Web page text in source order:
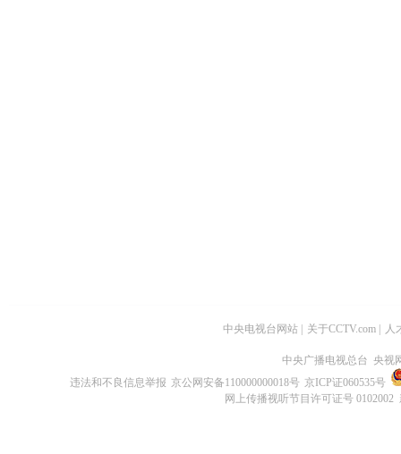
中央电视台网站 关于CCTV.com 人
中央广播电视总台 央视
违法和不良信息举报 京公网安备110000000018号 京ICP证060535号
网上传播视听节目许可证号 0102002